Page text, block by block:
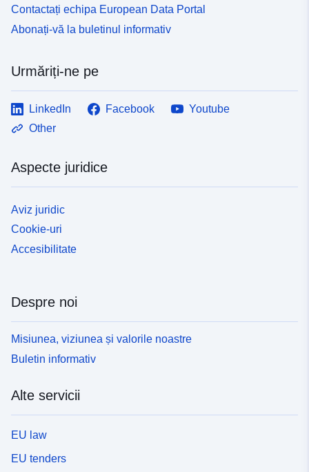
Contactați echipa European Data Portal
Abonați-vă la buletinul informativ
Urmăriți-ne pe
LinkedIn Facebook
Youtube
Other
Aspecte juridice
Aviz juridic
Cookie-uri
Accesibilitate
Despre noi
Misiunea, viziunea și valorile noastre
Buletin informativ
Alte servicii
EU law
EU tenders